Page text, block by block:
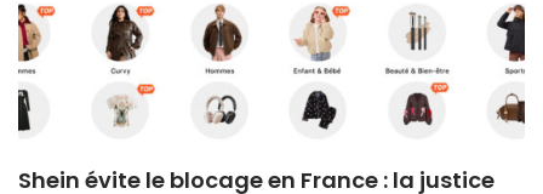
Shein évite le blocage en France : la justice